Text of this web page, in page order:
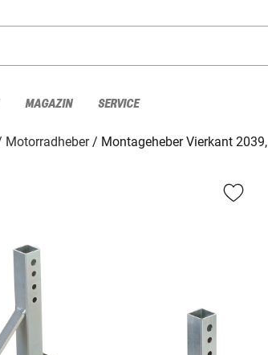
MAGAZIN SERVICE
Motorradheber
Montageheber Vierkant 2039,